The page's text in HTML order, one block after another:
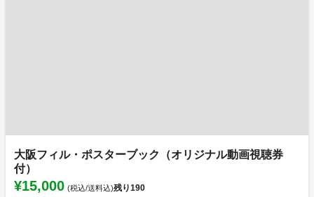
大阪フィル・ポスターブック（オリジナル動画視聴券
付）
¥15,000 (税込/送料込)残り190